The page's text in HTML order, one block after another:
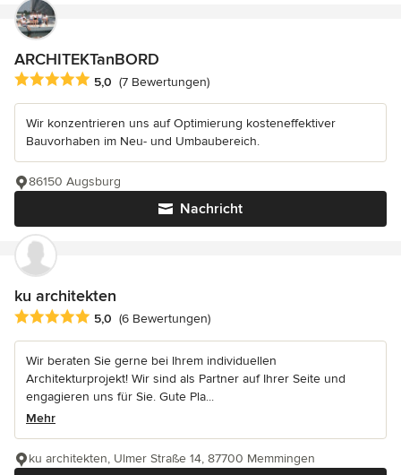
ARCHITEKTanBORD
Durchschnittliche Bewertung: 5 von 5 Sternen
5,0 (7 Bewertungen)
Wir konzentrieren uns auf Optimierung kosteneffektiver
Bauvorhaben im Neu- und Umbaubereich.
Nachricht
86150 Augsburg
ku architekten
Durchschnittliche Bewertung: 5 von 5 Sternen
5,0 (6 Bewertungen)
Wir beraten Sie gerne bei Ihrem individuellen
Architekturprojekt! Wir sind als Partner auf Ihrer Seite und
engagieren uns für Sie. Gute Pla...
Mehr
ku architekten, Ulmer Straße 14, 87700 Memmingen